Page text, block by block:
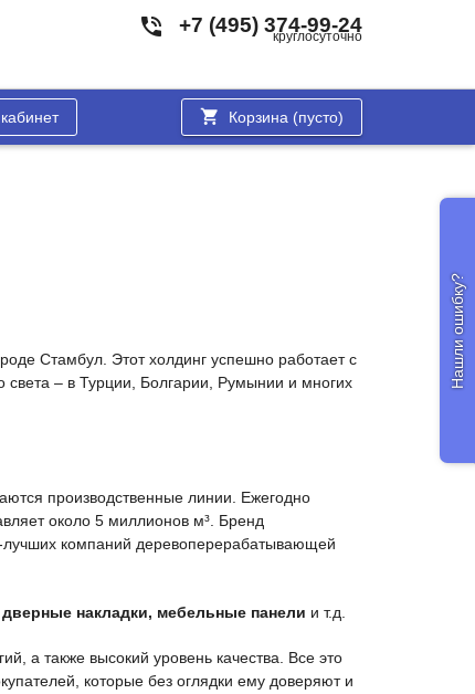
+7 (495) 374-99-24
круглосуточно
Корзина (пусто)
Стамбул. Этот холдинг успешно работает с
света – в Турции, Болгарии, Румынии и многих
производственные линии. Ежегодно
около 5 миллионов м³. Бренд
лучших компаний деревоперерабатывающей
накладки, мебельные панели и т.д.
а также высокий уровень качества. Все это
которые без оглядки ему доверяют и
Нашли ошибку?